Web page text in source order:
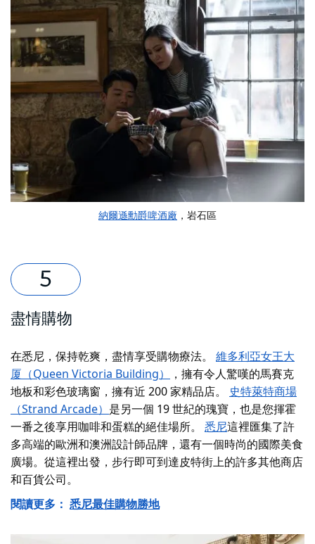
納爾遜勳爵啤酒廠 ，岩石區
盡情購物
在悉尼，保持乾爽，盡情享受購物療法。 維多利亞女王大
厦（Queen Victoria Building）
，擁有令人驚嘆的馬賽克
地板和彩色玻璃窗，擁有近 200 家精品店。 史特萊特商場
（Strand Arcade） 是另一個 19 世紀的瑰寶，也是您揮霍
一番之後享用咖啡和蛋糕的絕佳場所。 悉尼這裡匯集了許
多高端的歐洲和澳洲設計師品牌，還有一個時尚的國際美食
廣場。從這裡出發，步行即可到達皮特街上的許多其他商店
和百貨公司。
閱讀更多： 悉尼最佳購物勝地